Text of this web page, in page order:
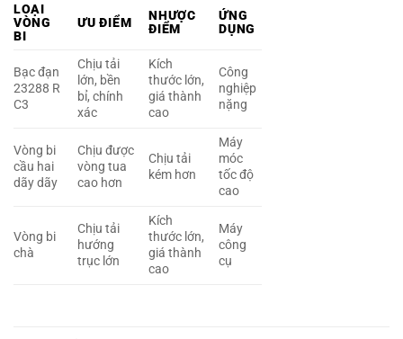
LOẠI
VÒNG
BI
ƯU ĐIỂM
NHƯỢC
ĐIỂM
ỨNG
DỤNG
Bạc đạn
23288 R
C3
Chịu tải
lớn, bền
bỉ, chính
xác
Kích
thước lớn,
giá thành
cao
Công
nghiệp
nặng
Vòng bi
cầu hai
dãy dãy
Chịu được
vòng tua
cao hơn
Chịu tải
kém hơn
Máy
móc
tốc độ
cao
Vòng bi
chà
Chịu tải
hướng
trục lớn
Kích
thước lớn,
giá thành
cao
Máy
công
cụ